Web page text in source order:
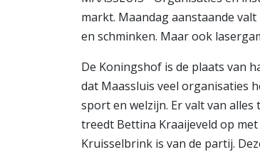
markt. Maandag aanstaande
en schminken. Maar ook
De Koningshof is de plaats van
dat Maassluis veel organisaties
sport en welzijn. Er valt van
treedt Bettina Kraaijeveld op
Kruisselbrink is van de partij.